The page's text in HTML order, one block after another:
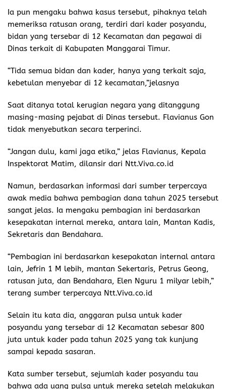
Ia pun mengaku bahwa kasus tersebut, pihaknya telah
memeriksa ratusan orang, terdiri dari kader posyandu,
bidan yang tersebar di 12 Kecamatan dan pegawai di
Dinas terkait di Kabupaten Manggarai Timur.
“Tida semua bidan dan kader, hanya yang terkait saja,
kebetulan menyebar di 12 kecamatan,”jelasnya
Saat ditanya total kerugian negara yang ditanggung
masing-masing pejabat di Dinas tersebut. Flavianus Gon
tidak menyebutkan secara terperinci.
“Jangan dulu, kami jaga etika,” jelas Flavianus, Kepala
Inspektorat Matim, dilansir dari Ntt.Viva.co.id
Namun, berdasarkan informasi dari sumber terpercaya
awak media bahwa pembagian dana tahun 2025 tersebut
sangat jelas. Ia mengaku pembagian ini berdasarkan
kesepakatan internal mereka, antara lain, Mantan Kadis,
Sekretaris dan Bendahara.
“Pembagian ini berdasarkan kesepakatan internal antara
lain, Jefrin 1 M lebih, mantan Sekertaris, Petrus Geong,
ratusan juta, dan Bendahara, Elen Nguru 1 milyar lebih,”
terang sumber terpercaya Ntt.Viva.co.id
Selain itu kata dia, anggaran pulsa untuk kader
posyandu yang tersebar di 12 Kecamatan sebesar 800
juta untuk kader pada tahun 2025 yang tak kunjung
sampai kepada sasaran.
Kata sumber tersebut, sejumlah kader posyandu tau
bahwa ada uang pulsa untuk mereka setelah melakukan